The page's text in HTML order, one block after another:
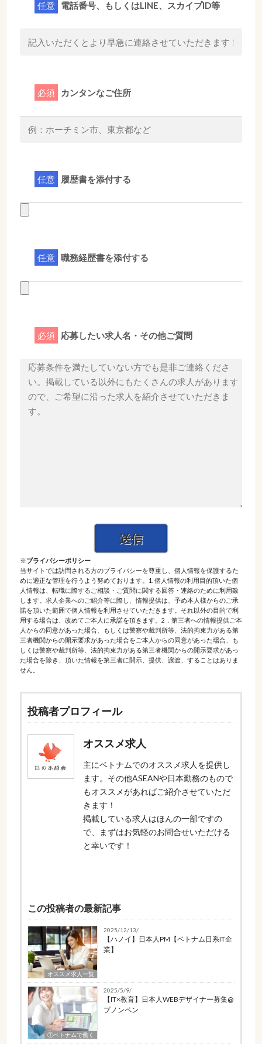
任意 電話番号、もしくはLINE、スカイプID等
必須 カンタンなご住所
任意 履歴書を添付する
任意 職務経歴書を添付する
必須 応募したい求人名・その他ご質問
※プライバシーポリシー
当サイトでは訪問される方のプライバシーを尊重し、個人情報を保護するた
めに適正な管理を行うよう努めております。1. 個人情報の利用目的頂いた個
人情報は、転職に際するご相談・ご質問に関する回答・連絡のために利用致
します。求人企業へのご紹介等に際し、情報提供は、予め本人様からのご承
諾を頂いた範囲で個人情報を利用させていただきます。それ以外の目的で利
用する場合は、改めてご本人に承諾を頂きます。2．第三者への情報提供ご本
人からの同意があった場合、もしくは警察や裁判所等、法的拘束力がある第
三者機関からの開示要求があった場合をご本人からの同意があった場合、も
しくは警察や裁判所等、法的拘束力がある第三者機関からの開示要求があっ
た場合を除き、頂いた情報を第三者に開示、提供、譲渡、することはありま
せん。
投稿者プロフィール
オススメ求人
主にベトナムでのオススメ求人を提供し
ます。その他ASEANや日本勤務のもので
もオススメがあればご紹介させていただ
きます！
掲載している求人はほんの一部ですの
で、まずはお気軽のお問合せいただける
と幸いです！
この投稿者の最新記事
オススメ求人ー覧
2025/12/13/
【ハノイ】日本人PM【ベトナム日系IT企
業】
①ベトナムで働く
2025/5/9/
【IT×教育】日本人WEBデザイナー募集@
プノンペン